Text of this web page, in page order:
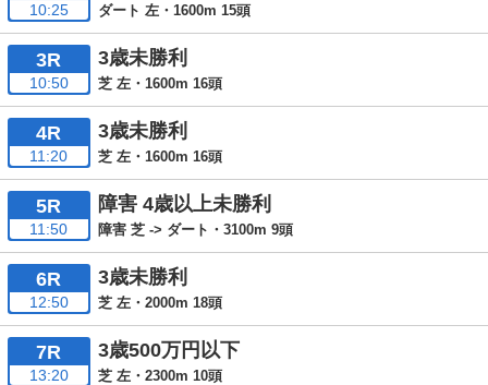
10:25 ダート 左・1600m 15頭
3R
10:50
3歳未勝利
芝 左・1600m 16頭
4R
11:20
3歳未勝利
芝 左・1600m 16頭
5R
11:50
障害 4歳以上未勝利
障害 芝 -> ダート・3100m 9頭
6R
12:50
3歳未勝利
芝 左・2000m 18頭
7R
13:20
3歳500万円以下
芝 左・2300m 10頭